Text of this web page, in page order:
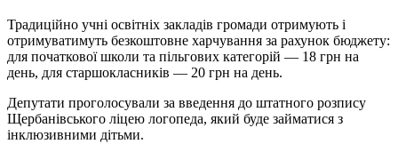
Традиційно учні освітніх закладів громади отримують і
отримуватимуть безкоштовне харчування за рахунок бюджету:
для початкової школи та пільгових категорій — 18 грн на
день, для старшокласників — 20 грн на день.
Депутати проголосували за введення до штатного розпису
Щербанівського ліцею логопеда, який буде займатися з
інклюзивними дітьми.